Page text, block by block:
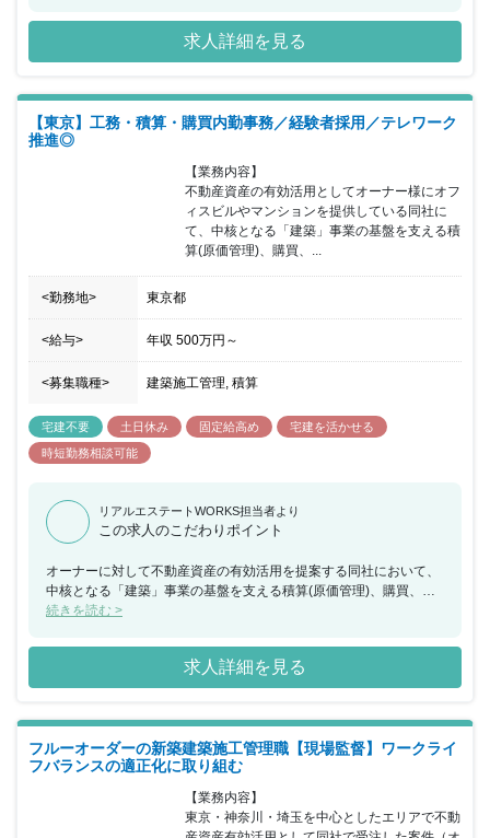
き方を廃し、本質的な業務改善に急ピッチで取組んでいます。そし
てその取組の柱が工事の「全社管理化」です。「現場担当者は現場
でしか出来ない事だけ行い、その他の業務は部門のみんなで行う。
ます。 このOne Team施工管理は「ワークライフバランスの適正
化」はもちろん「業務の効率化」「管理水準の平準化」「管理の確
実化」に寄与します。 【全社管理体制・業務改善取組の詳細】 施
しています。 〇IOTを活用した現場の遠隔管理 〇施工管理者を含め
た在宅勤務推進 〇フレックスタイム似勤務制度の導入 〇勤怠状況
の中央フォロー 〇工事原価の中央管理 〇安全関係書類の中央管理
〇施工図・承認図の本社実務 〇施工管理ITツールの活用
求人詳細を見る
【東京】工務・積算・購買内勤事務／経験者採用／テレワーク
推進◎
【業務内容】
不動産資産の有効活用としてオーナー様にオフ
ィスビルやマンションを提供している同社に
て、中核となる「建築」事業の基盤を支える積
算(原価管理)、購買、...
<勤務地> 東京都
<給与> 年収 500万円 ～
<募集職種> 建築施工管理, 積算
宅建不要 土日休み 固定給高め
宅建を活かせる
時短勤務相談可能
リアルエステートWORKS担当者より
この求人のこだわりポイント
オーナーに対して不動産資産の有効活用を提案する同社において、
中核となる「建築」事業の基盤を支える積算(原価管理)、購買、工
務の重要なポジションです。同社は地域密着型で地域に愛されてい
め、リピーターや口コミが多く、現場は非常に落ち着いています。
人材教育や資格取得奨励制度が充実していたり、非常に働きやすい
職場環境で、離職率も大変低くなっています。 また現場において、
プの磐石な経営基盤があるので長いキャリアを積めます。
続きを読む >
求人詳細を見る
フルーオーダーの新築建築施工管理職【現場監督】ワークライ
フバランスの適正化に取り組む
【業務内容】
東京・神奈川・埼玉を中心としたエリアで不動